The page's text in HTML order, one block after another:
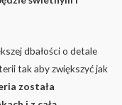
dbałości o detale
tak aby zwiększyć jak
została